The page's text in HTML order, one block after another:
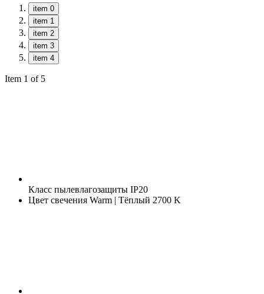
item 0
item 1
item 2
item 3
item 4
Item 1 of 5
Класс пылевлагозащиты IP20
Цвет свечения Warm | Тёплый 2700 K